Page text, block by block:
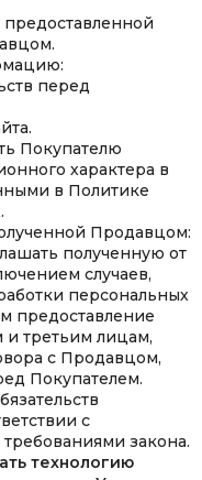
перед
Покупателю
характера в
в Политике
Продавцом:
полученную от
случаев,
персональных
предоставление
третьим лицам,
с Продавцом,
Покупателем.
с
закона.
технологию